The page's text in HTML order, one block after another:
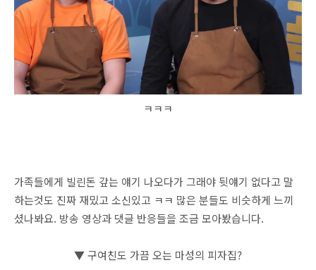
ㅋㅋㅋ
가족들에게 빌린돈 갚는 얘기 나오다가 그래야 뒷얘기 없다고 말
하는것도 진짜 재밌고 소신있고 ㅋㅋ 많은 분들도 비슷하게 느끼
셨나봐요. 방송 영상과 댓글 반응들을 조금 모아봤습니다.
▼ 구여친도 가끔 오는 마성의 피자집?